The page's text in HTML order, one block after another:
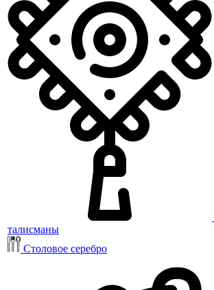
талисманы
Столовое серебро